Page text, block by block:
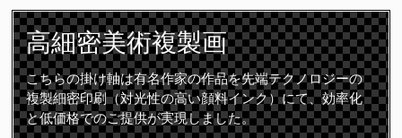
高細密美術複製画
こちらの掛け軸は有名作家の作品を先端テクノロジーの
複製細密印刷（対光性の高い顔料インク）にて、効率化
と低価格でのご提供が実現しました。